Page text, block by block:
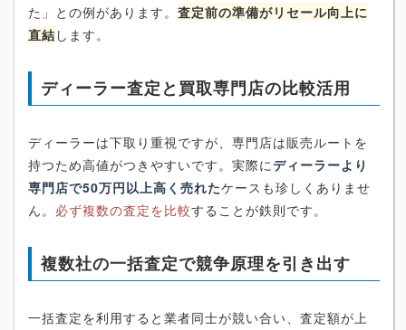
た」との例があります。 査定前の準備がリセール向上に
直結 します。
ディーラー査定と買取専門店の比較活用
ディーラーは下取り重視ですが、専門店は販売ルートを
持つため高値がつきやすいです。実際にディーラーより
専門店で50万円以上高く売れたケースも珍しくありませ
ん。 必ず複数の査定を比較することが鉄則です。
複数社の一括査定で競争原理を引き出す
一括査定を利用すると業者同士が競い合い、査定額が上